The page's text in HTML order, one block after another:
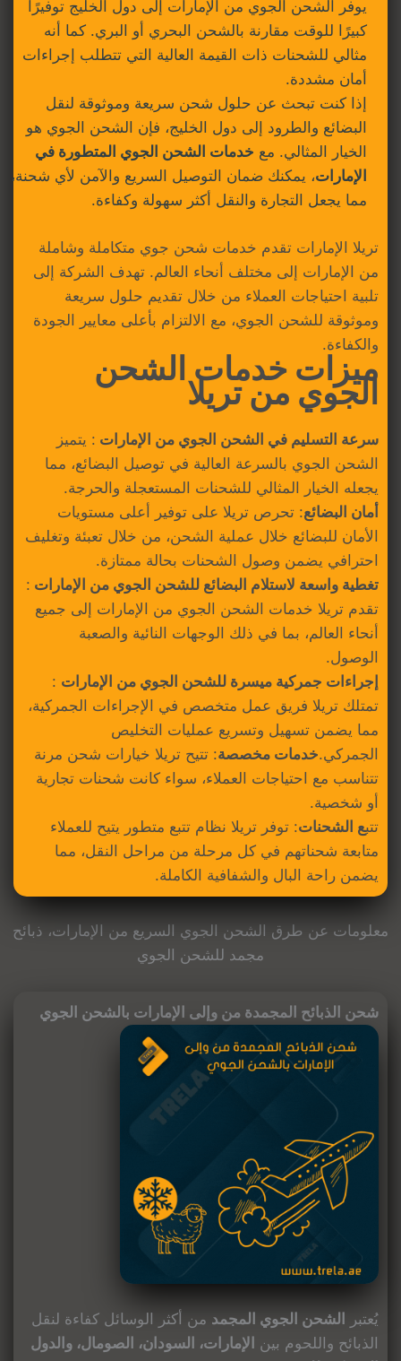
يوفر الشحن الجوي من الإمارات إلى دول الخليج توفيرًا
كبيرًا للوقت مقارنة بالشحن البحري أو البري. كما أنه
مثالي للشحنات ذات القيمة العالية التي تتطلب إجراءات
أمان مشددة.
إذا كنت تبحث عن حلول شحن سريعة وموثوقة لنقل
البضائع والطرود إلى دول الخليج، فإن الشحن الجوي هو
الخيار المثالي. مع خدمات الشحن الجوي المتطورة في
الإمارات، يمكنك ضمان التوصيل السريع والآمن لأي شحنة،
مما يجعل التجارة والنقل أكثر سهولة وكفاءة.
تريلا الإمارات تقدم خدمات شحن جوي متكاملة وشاملة
من الإمارات إلى مختلف أنحاء العالم. تهدف الشركة إلى
تلبية احتياجات العملاء من خلال تقديم حلول سريعة
وموثوقة للشحن الجوي، مع الالتزام بأعلى معايير الجودة
والكفاءة.
ميزات خدمات الشحن
الجوي من تريلا
سرعة التسليم في الشحن الجوي من الإمارات : يتميز
الشحن الجوي بالسرعة العالية في توصيل البضائع، مما
يجعله الخيار المثالي للشحنات المستعجلة والحرجة.
أمان البضائع: تحرص تريلا على توفير أعلى مستويات
الأمان للبضائع خلال عملية الشحن، من خلال تعبئة وتغليف
احترافي يضمن وصول الشحنات بحالة ممتازة.
تغطية واسعة لاستلام البضائع للشحن الجوي من الإمارات :
تقدم تريلا خدمات الشحن الجوي من الإمارات إلى جميع
أنحاء العالم، بما في ذلك الوجهات النائية والصعبة
الوصول.
إجراءات جمركية ميسرة للشحن الجوي من الإمارات :
تمتلك تريلا فريق عمل متخصص في الإجراءات الجمركية،
مما يضمن تسهيل وتسريع عمليات التخليص
الجمركي.خدمات مخصصة: تتيح تريلا خيارات شحن مرنة
تتناسب مع احتياجات العملاء، سواء كانت شحنات تجارية
أو شخصية.
تتبع الشحنات: توفر تريلا نظام تتبع متطور يتيح للعملاء
متابعة شحناتهم في كل مرحلة من مراحل النقل، مما
يضمن راحة البال والشفافية الكاملة.
معلومات عن طرق الشحن الجوي السريع من الإمارات، ذبائح
مجمد للشحن الجوي
شحن الذبائح المجمدة من وإلى الإمارات بالشحن الجوي
يُعتبر الشحن الجوي المجمد من أكثر الوسائل كفاءة لنقل
الذبائح واللحوم بين الإمارات، السودان، الصومال، والدول